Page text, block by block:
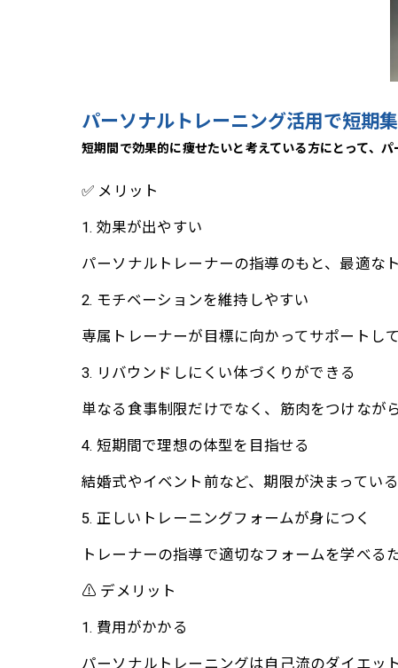
パーソナルトレーニング活用で短期
短期間で効果的に痩せたいと考えている方にとって、
✅ メリット
1. 効果が出やすい
パーソナルトレーナーの指導のもと、最適な
2. モチベーションを維持しやすい
専属トレーナーが目標に向かってサポートし
3. リバウンドしにくい体づくりができる
単なる食事制限だけでなく、筋肉をつけなが
4. 短期間で理想の体型を目指せる
結婚式やイベント前など、期限が決まってい
5. 正しいトレーニングフォームが身につく
トレーナーの指導で適切なフォームを学べる
⚠ デメリット
1. 費用がかかる
パーソナルトレーニングは自己流のダイエッ